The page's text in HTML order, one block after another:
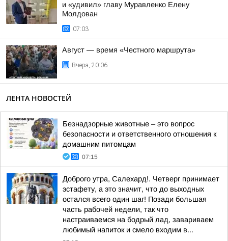
и «удивил» главу Муравленко Елену
Молдован
07:03
Август — время «Честного маршрута»
Вчера, 20:06
ЛЕНТА НОВОСТЕЙ
Безнадзорные животные – это вопрос
безопасности и ответственного отношения к
домашним питомцам
07:15
Доброго утра, Салехард!. Четверг принимает
эстафету, а это значит, что до выходных
остался всего один шаг! Позади большая
часть рабочей недели, так что
настраиваемся на бодрый лад, завариваем
любимый напиток и смело входим в...